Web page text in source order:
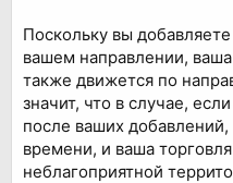
Поскольку вы
вашем направлении,
также движется по
значит, что в случае,
после ваших
времени, и ваша
неблагоприятной